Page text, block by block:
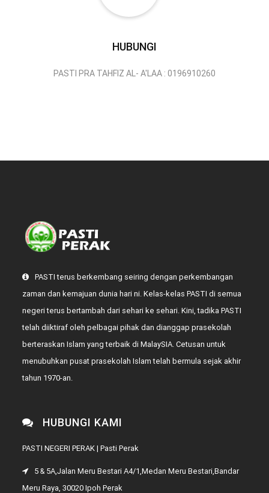
HUBUNGI
PASTI PRA TAHFIZ AL- A'LAA : 0196910260
PASTI terus berkembang seiring dengan perkembangan
zaman dan kemajuan dunia hari ni. Kelas-kelas PASTI di semua
negeri terus bertambah dari sehari ke sehari. Kini, tadika PASTI
telah diiktiraf oleh pelbagai pihak dan dianggap prasekolah
berteraskan Islam yang terbaik di MalaySIA. Cetusan untuk
menubuhkan pusat prasekolah Islam telah bermula sejak akhir
tahun 1970-an.
HUBUNGI KAMI
PASTI NEGERI PERAK | Pasti Perak
5 & 5A,Jalan Meru Bestari A4/1,Medan Meru Bestari,Bandar
Meru Raya, 30020 Ipoh Perak